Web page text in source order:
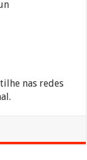
nas redes